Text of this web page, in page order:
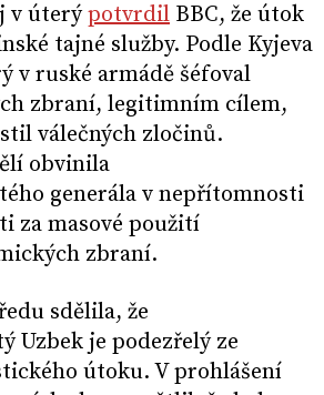
v úterýpotvrdil BBC, že útok
tajné služby. Podle Kyjeva
v ruské armádě šéfoval
zbraní, legitimním cílem,
válečných zločinů.
obvinila
generála v nepřítomnosti
za masové použití
zbraní.
sdělila, že
Uzbek je podezřelý ze
útoku. V prohlášení